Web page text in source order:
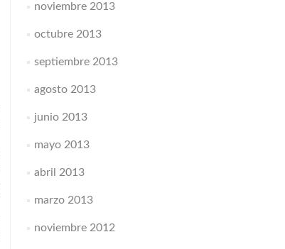
noviembre 2013
octubre 2013
septiembre 2013
agosto 2013
junio 2013
mayo 2013
abril 2013
marzo 2013
noviembre 2012